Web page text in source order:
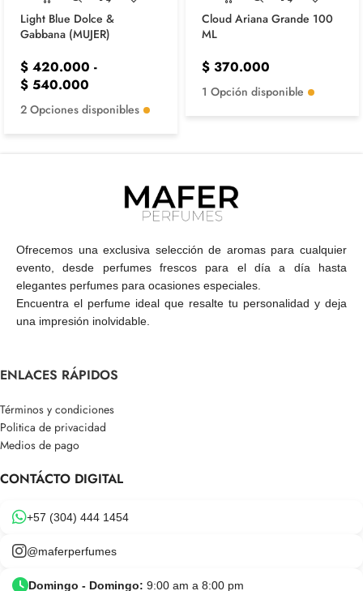
Light Blue Dolce &
Gabbana (MUJER)
$ 420.000 -
$ 540.000
2 Opciones disponibles
Cloud Ariana Grande 100
ML
$ 370.000
1 Opción disponible
Ofrecemos una exclusiva selección de aromas para cualquier
evento, desde perfumes frescos para el día a día hasta
elegantes perfumes para ocasiones especiales.
Encuentra el perfume ideal que resalte tu personalidad y deja
una impresión inolvidable.
ENLACES RÁPIDOS
Términos y condiciones
Politica de privacidad
Medios de pago
CONTÁCTO DIGITAL
+57 (304) 444 1454
@maferperfumes
Domingo - Domingo: 9:00 am a 8:00 pm